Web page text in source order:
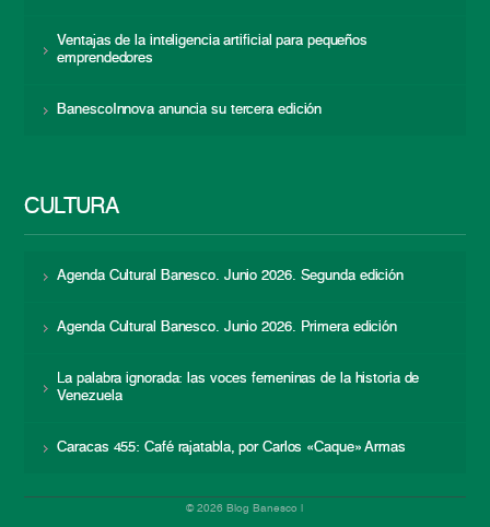
Ventajas de la inteligencia artificial para pequeños
emprendedores
BanescoInnova anuncia su tercera edición
CULTURA
Agenda Cultural Banesco. Junio 2026. Segunda edición
Agenda Cultural Banesco. Junio 2026. Primera edición
La palabra ignorada: las voces femeninas de la historia de
Venezuela
Caracas 455: Café rajatabla, por Carlos «Caque» Armas
© 2026 Blog Banesco |